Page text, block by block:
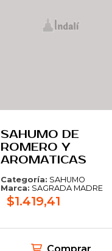
SAHUMO DE
ROMERO Y
AROMATICAS
Categoría: SAHUMO
Marca: SAGRADA MADRE
$1.419,41